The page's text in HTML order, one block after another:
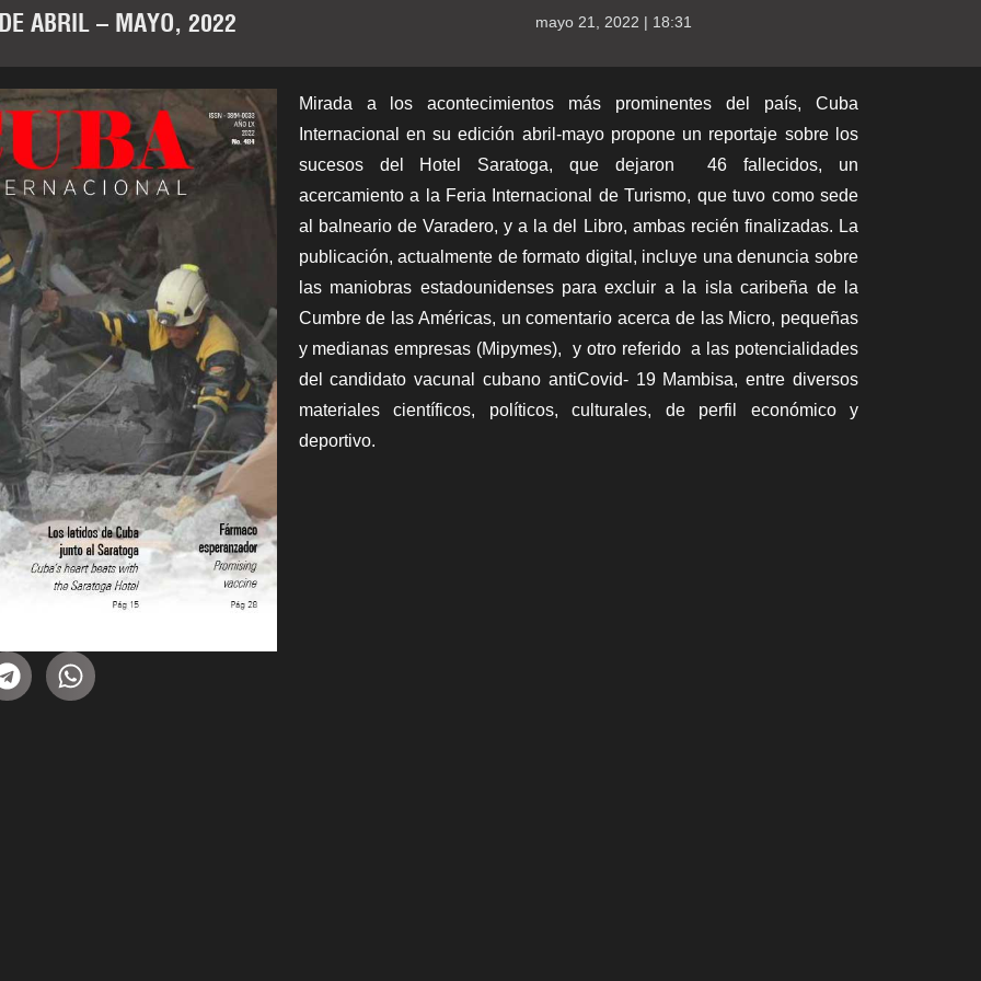
ABRIL – MAYO, 2022 mayo 21, 2022 | 18:31
Mirada a los acontecimientos más prominentes del país, Cuba
Internacional
en su edición abril-mayo propone un reportaje sobre los
sucesos del Hotel Saratoga, que dejaron 46 fallecidos, un
acercamiento a la Feria Internacional de Turismo, que tuvo como sede
al balneario de Varadero, y a la del Libro, ambas recién finalizadas. La
publicación, actualmente de formato digital, incluye una denuncia sobre
las maniobras estadounidenses para excluir a la isla caribeña de la
Cumbre de las Américas, un comentario acerca de las Micro, pequeñas
y medianas empresas (Mipymes), y otro referido a las potencialidades
del candidato vacunal cubano antiCovid- 19 Mambisa, entre diversos
materiales científicos, políticos, culturales, de perfil económico y
deportivo.